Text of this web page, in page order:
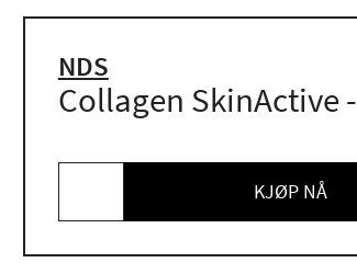
NDS
Collagen SkinActive
KJØP NÅ